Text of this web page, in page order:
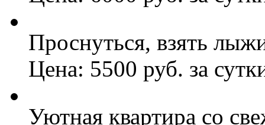
Проснуться, взять
Цена: 5500 руб. за
Уютная квартира со